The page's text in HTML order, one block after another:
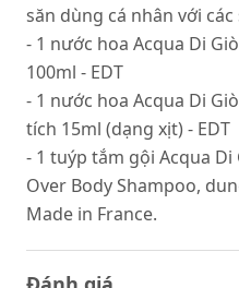
săn dùng cá nhân với các
- 1 nước hoa Acqua Di
100ml - EDT
- 1 nước hoa Acqua Di
tích 15ml (dạng xịt) - EDT
- 1 tuýp tắm gội Acqua
Over Body Shampoo,
Made in France.